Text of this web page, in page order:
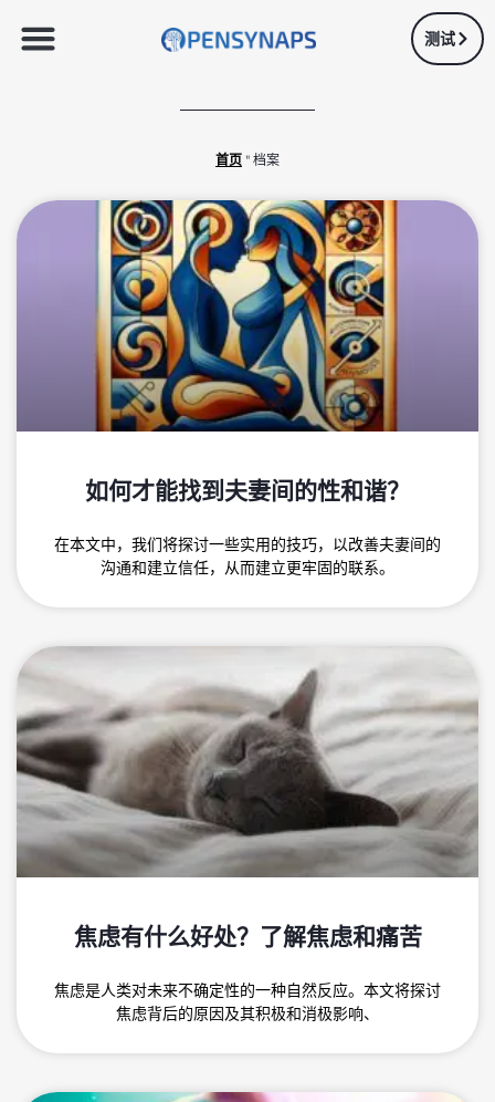
测试
首页 "档案
如何才能找到夫妻间的性和谐？
在本文中，我们将探讨一些实用的技巧，以改善夫妻间的
沟通和建立信任，从而建立更牢固的联系。
焦虑有什么好处？了解焦虑和痛苦
焦虑是人类对未来不确定性的一种自然反应。本文将探讨
焦虑背后的原因及其积极和消极影响、